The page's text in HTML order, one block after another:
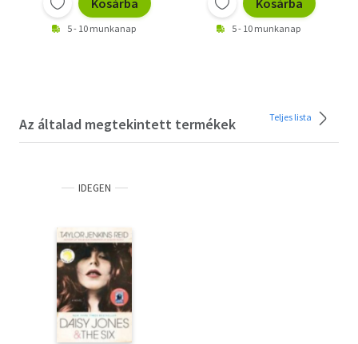
5 - 10 munkanap 5 - 10 munkanap
Az általad megtekintett termékek Teljes lista
IDEGEN